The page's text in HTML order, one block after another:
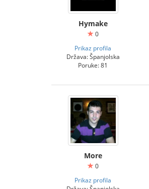
Hymake
0
Prikaz profila
Država: Španjolska
Poruke: 81
More
0
Prikaz profila